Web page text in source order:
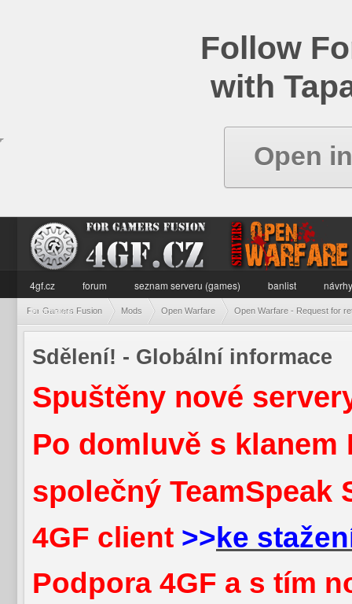
Follow
with
Open
4gf.cz forum seznam serveru (games) banlist
informace
For Gamers Fusion Mods Open Warfare Open Warfare - Request for
Sdělení! - Globální informace
Spuštěny nové
Po domluvě s
společný TeamSpeak
4GF client >>ke
Podpora 4GF a s tím